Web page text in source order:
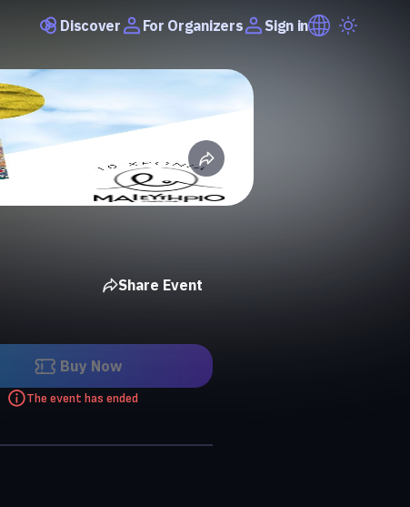
Discover For Organizers Sign in
Share Event
Buy Now
The event has ended